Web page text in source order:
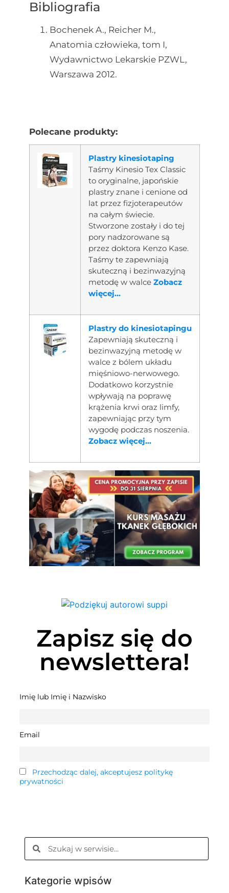
Bibliografia
Bochenek A., Reicher M.,
Anatomia człowieka, tom I,
Wydawnictwo Lekarskie PZWL,
Warszawa 2012.
Polecane produkty:
Plastry kinesiotaping
Taśmy Kinesio Tex Classic
to oryginalne, japońskie
plastry znane i cenione od
lat przez fizjoterapeutów
na całym świecie.
Stworzone zostały i do tej
pory nadzorowane są
przez doktora Kenzo Kase.
Taśmy te zapewniają
skuteczną i bezinwazyjną
metodę w walce Zobacz
więcej...
Plastry do kinesiotapingu
Zapewniają skuteczną i
bezinwazyjną metodę w
walce z bólem układu
mięśniowo-nerwowego.
Dodatkowo korzystnie
wpływają na poprawę
krążenia krwi oraz limfy,
zapewniając przy tym
wygodę podczas noszenia.
Zobacz więcej...
Zapisz się do
newslettera!
Imię lub Imię i Nazwisko
Email
Przechodząc dalej, akceptujesz politykę
prywatności
Kategorie wpisów